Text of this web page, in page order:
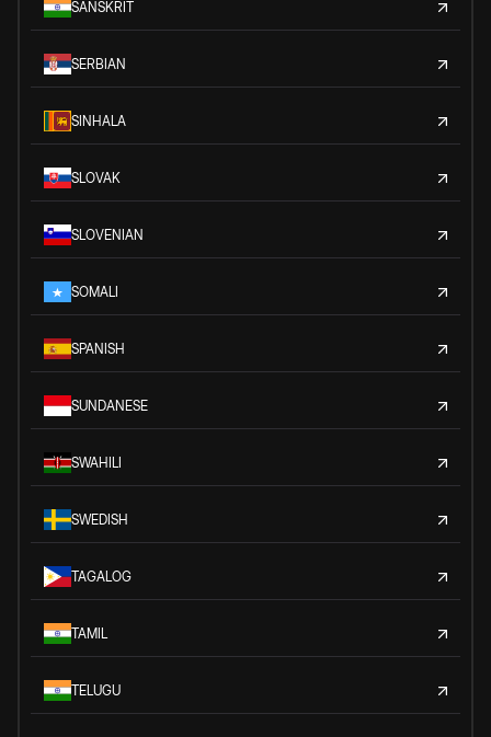
SANSKRIT
SERBIAN
SINHALA
SLOVAK
SLOVENIAN
SOMALI
SPANISH
SUNDANESE
SWAHILI
SWEDISH
TAGALOG
TAMIL
TELUGU